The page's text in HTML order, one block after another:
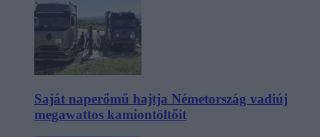
Saját naperőmű hajtja Németország vadiúj
megawattos kamiontöltőit